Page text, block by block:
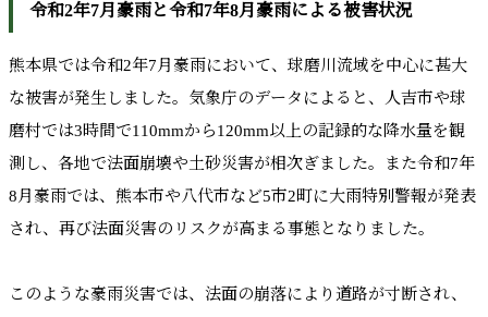
令和2年7月豪雨と令和7年8月豪雨による被害状況
熊本県では令和2年7月豪雨において、球磨川流域を中心に甚大
な被害が発生しました。気象庁のデータによると、人吉市や球
磨村では3時間で110mmから120mm以上の記録的な降水量を観
測し、各地で法面崩壊や土砂災害が相次ぎました。また令和7年
8月豪雨では、熊本市や八代市など5市2町に大雨特別警報が発表
され、再び法面災害のリスクが高まる事態となりました。
このような豪雨災害では、法面の崩落により道路が寸断され、